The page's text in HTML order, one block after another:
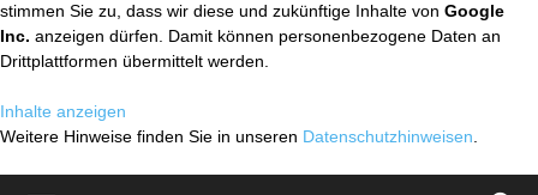
stimmen Sie zu, dass wir diese und zukünftige Inhalte von Google
Inc. anzeigen dürfen. Damit können personenbezogene Daten an
Drittplattformen übermittelt werden.
Inhalte anzeigen
Weitere Hinweise finden Sie in unseren Datenschutzhinweisen